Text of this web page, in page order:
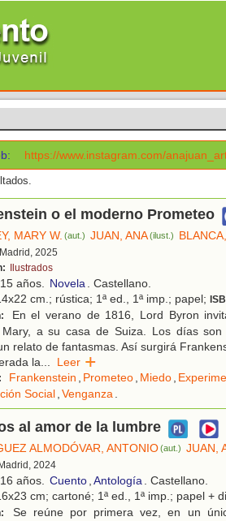
https://www.instagram.com/
o el moderno Prometeo
MARY W. (aut.) JUAN, ANA(ilust.)
2025
Ilustrados
años. Novela. Castellano.
cm.; rústica; 1ª ed., 1ª imp.; papel;
En el verano de 1816, Lord Byron
Mary, a su casa de Suiza. Los días
relato de fantasmas. Así surgirá
la... Leer
Frankenstein , Prometeo, Miedo,
Social,Venganza.
al amor de la lumbre
ALMODÓVAR, ANTONIO(aut.) JUAN,
2024
años. Cuento,Antología. Castellano.
cm; cartoné; 1ª ed., 1ª imp.; papel +
Se reúne por primera vez, en un